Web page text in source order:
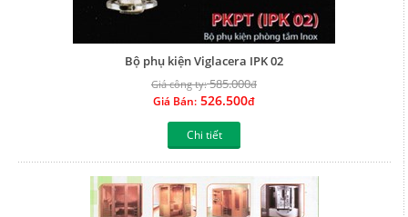
Bộ phụ kiện Viglacera IPK 02
Giá công ty:585.000đ
Giá Bán: 526.500đ
Chi tiết